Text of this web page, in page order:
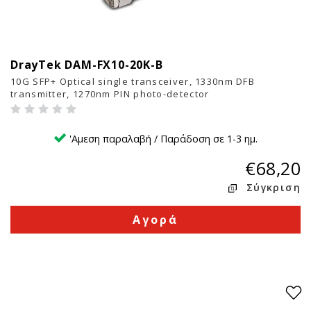
DrayTek DAM-FX10-20K-B
10G SFP+ Optical single transceiver, 1330nm DFB
transmitter, 1270nm PIN photo-detector
'Αμεση παραλαβή / Παράδοση σε 1-3 ημ.
€68,20
Σύγκριση
Αγορά